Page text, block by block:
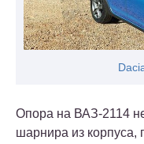
Опора на ВАЗ-2114
шарнира из корпуса,